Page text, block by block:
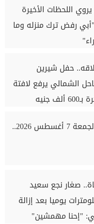
اللحظات الأخيرة
رفض ترك منزله وما
حفل شيرين
الشمالي يرفع لافتة
جنيه
سعر الذهب اليوم الجمعة 7 أغسطس 2026..
صغار نجع سعيد
يسيرون 3 كيلومترات يوميا بعد إزالة
"إحنا مهمشين"